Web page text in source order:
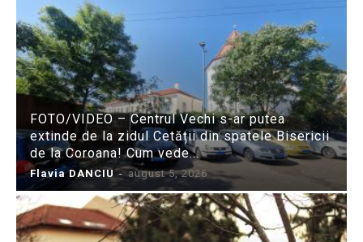
FOTO/VIDEO – Centrul Vechi s-ar putea
extinde de la zidul Cetății din spatele Bisericii
de la Coroana! Cum vede...
Flavia DANCIU - august 5, 2026